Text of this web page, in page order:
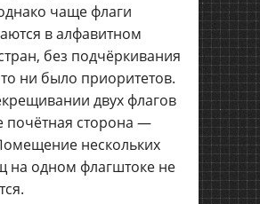
чаще флаги
в алфавитном
без подчёркивания
ни было приоритетов.
двух флагов
почётная сторона —
нескольких
на одном флагштоке не